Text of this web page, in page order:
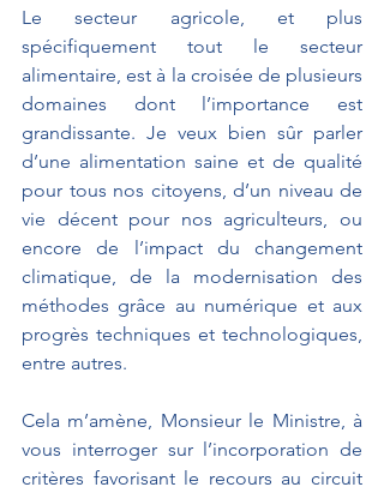
Le secteur agricole, et plus
spécifiquement tout le secteur
alimentaire, est à la croisée de plusieurs
domaines dont l’importance est
grandissante. Je veux bien sûr parler
d’une alimentation saine et de qualité
pour tous nos citoyens, d’un niveau de
vie décent pour nos agriculteurs, ou
encore de l’impact du changement
climatique, de la modernisation des
méthodes grâce au numérique et aux
progrès techniques et technologiques,
entre autres.
Cela m’amène, Monsieur le Ministre, à
vous interroger sur l’incorporation de
critères favorisant le recours au circuit